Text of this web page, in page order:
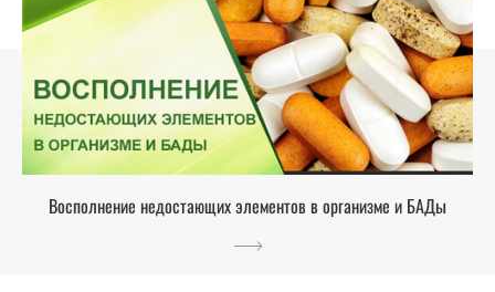
Восполнение недостающих элементов в организме и БАДы